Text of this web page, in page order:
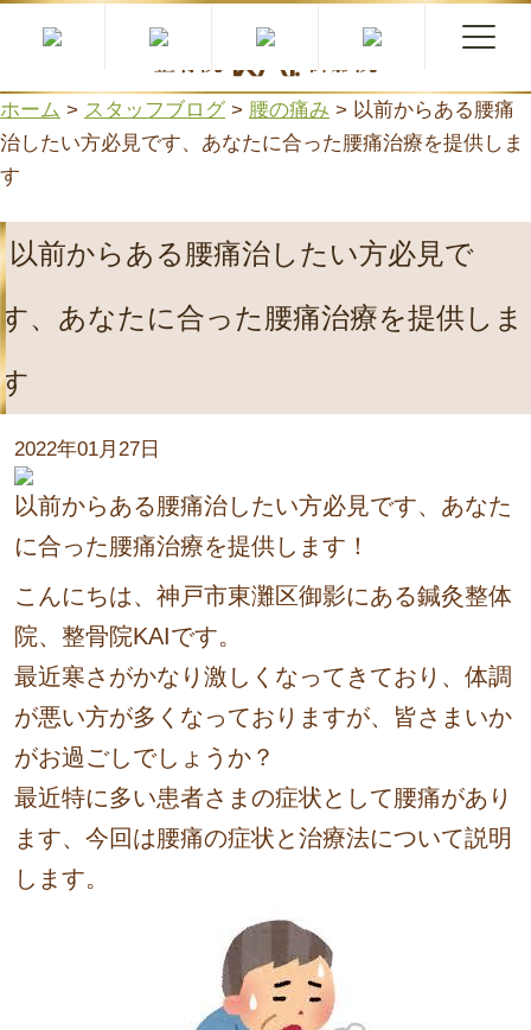
ホーム > スタッフブログ > 腰の痛み > 以前からある腰痛
治したい方必見です、あなたに合った腰痛治療を提供しま
す
以前からある腰痛治したい方必見で
す、あなたに合った腰痛治療を提供しま
す
2022年01月27日
以前からある腰痛治したい方必見です、あなた
に合った腰痛治療を提供します！
こんにちは、神戸市東灘区御影にある鍼灸整体
院、整骨院KAIです。
最近寒さがかなり激しくなってきており、体調
が悪い方が多くなっておりますが、皆さまいか
がお過ごしでしょうか？
最近特に多い患者さまの症状として腰痛があり
ます、今回は腰痛の症状と治療法について説明
します。